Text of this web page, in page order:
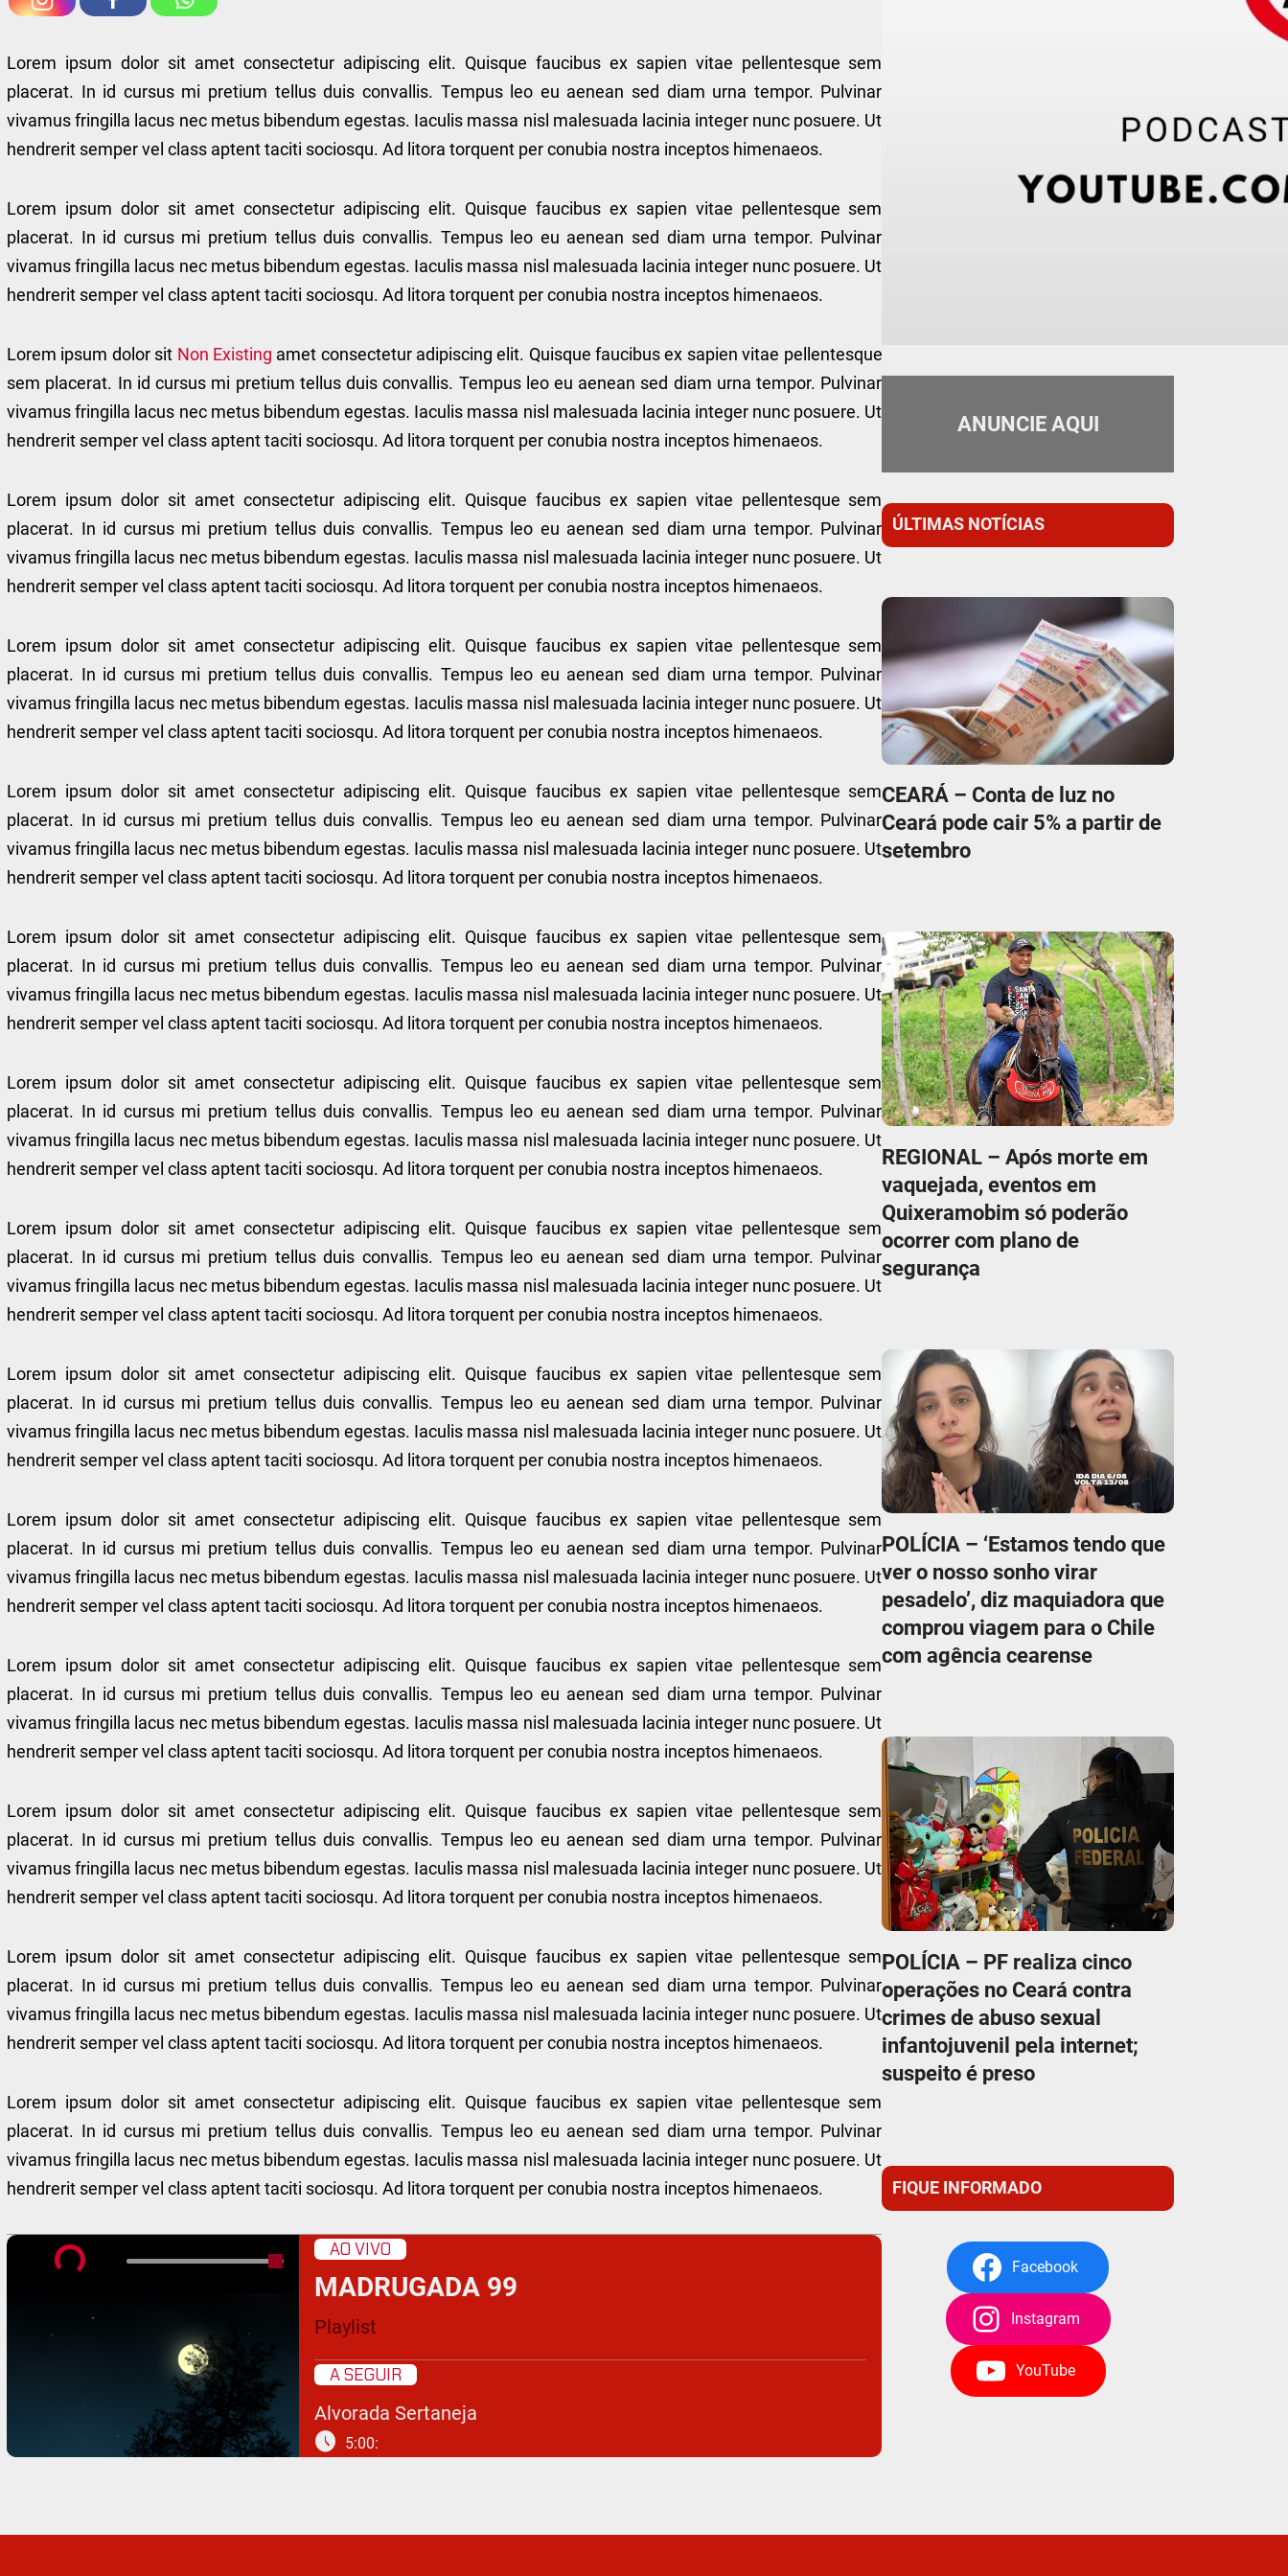
Lorem ipsum dolor sit amet consectetur adipiscing elit. Quisque faucibus ex sapien vitae pellentesque sem
placerat. In id cursus mi pretium tellus duis convallis. Tempus leo eu aenean sed diam urna tempor. Pulvinar
vivamus fringilla lacus nec metus bibendum egestas. Iaculis massa nisl malesuada lacinia integer nunc posuere. Ut
hendrerit semper vel class aptent taciti sociosqu. Ad litora torquent per conubia nostra inceptos himenaeos.
Lorem ipsum dolor sit amet consectetur adipiscing elit. Quisque faucibus ex sapien vitae pellentesque sem
placerat. In id cursus mi pretium tellus duis convallis. Tempus leo eu aenean sed diam urna tempor. Pulvinar
vivamus fringilla lacus nec metus bibendum egestas. Iaculis massa nisl malesuada lacinia integer nunc posuere. Ut
hendrerit semper vel class aptent taciti sociosqu. Ad litora torquent per conubia nostra inceptos himenaeos.
Lorem ipsum dolor sit Non Existing amet consectetur adipiscing elit. Quisque faucibus ex sapien vitae pellentesque
sem placerat. In id cursus mi pretium tellus duis convallis. Tempus leo eu aenean sed diam urna tempor. Pulvinar
vivamus fringilla lacus nec metus bibendum egestas. Iaculis massa nisl malesuada lacinia integer nunc posuere. Ut
hendrerit semper vel class aptent taciti sociosqu. Ad litora torquent per conubia nostra inceptos himenaeos.
Lorem ipsum dolor sit amet consectetur adipiscing elit. Quisque faucibus ex sapien vitae pellentesque sem
placerat. In id cursus mi pretium tellus duis convallis. Tempus leo eu aenean sed diam urna tempor. Pulvinar
vivamus fringilla lacus nec metus bibendum egestas. Iaculis massa nisl malesuada lacinia integer nunc posuere. Ut
hendrerit semper vel class aptent taciti sociosqu. Ad litora torquent per conubia nostra inceptos himenaeos.
Lorem ipsum dolor sit amet consectetur adipiscing elit. Quisque faucibus ex sapien vitae pellentesque sem
placerat. In id cursus mi pretium tellus duis convallis. Tempus leo eu aenean sed diam urna tempor. Pulvinar
vivamus fringilla lacus nec metus bibendum egestas. Iaculis massa nisl malesuada lacinia integer nunc posuere. Ut
hendrerit semper vel class aptent taciti sociosqu. Ad litora torquent per conubia nostra inceptos himenaeos.
Lorem ipsum dolor sit amet consectetur adipiscing elit. Quisque faucibus ex sapien vitae pellentesque sem
placerat. In id cursus mi pretium tellus duis convallis. Tempus leo eu aenean sed diam urna tempor. Pulvinar
vivamus fringilla lacus nec metus bibendum egestas. Iaculis massa nisl malesuada lacinia integer nunc posuere. Ut
hendrerit semper vel class aptent taciti sociosqu. Ad litora torquent per conubia nostra inceptos himenaeos.
Lorem ipsum dolor sit amet consectetur adipiscing elit. Quisque faucibus ex sapien vitae pellentesque sem
placerat. In id cursus mi pretium tellus duis convallis. Tempus leo eu aenean sed diam urna tempor. Pulvinar
vivamus fringilla lacus nec metus bibendum egestas. Iaculis massa nisl malesuada lacinia integer nunc posuere. Ut
hendrerit semper vel class aptent taciti sociosqu. Ad litora torquent per conubia nostra inceptos himenaeos.
Lorem ipsum dolor sit amet consectetur adipiscing elit. Quisque faucibus ex sapien vitae pellentesque sem
placerat. In id cursus mi pretium tellus duis convallis. Tempus leo eu aenean sed diam urna tempor. Pulvinar
vivamus fringilla lacus nec metus bibendum egestas. Iaculis massa nisl malesuada lacinia integer nunc posuere. Ut
hendrerit semper vel class aptent taciti sociosqu. Ad litora torquent per conubia nostra inceptos himenaeos.
Lorem ipsum dolor sit amet consectetur adipiscing elit. Quisque faucibus ex sapien vitae pellentesque sem
placerat. In id cursus mi pretium tellus duis convallis. Tempus leo eu aenean sed diam urna tempor. Pulvinar
vivamus fringilla lacus nec metus bibendum egestas. Iaculis massa nisl malesuada lacinia integer nunc posuere. Ut
hendrerit semper vel class aptent taciti sociosqu. Ad litora torquent per conubia nostra inceptos himenaeos.
Lorem ipsum dolor sit amet consectetur adipiscing elit. Quisque faucibus ex sapien vitae pellentesque sem
placerat. In id cursus mi pretium tellus duis convallis. Tempus leo eu aenean sed diam urna tempor. Pulvinar
vivamus fringilla lacus nec metus bibendum egestas. Iaculis massa nisl malesuada lacinia integer nunc posuere. Ut
hendrerit semper vel class aptent taciti sociosqu. Ad litora torquent per conubia nostra inceptos himenaeos.
Lorem ipsum dolor sit amet consectetur adipiscing elit. Quisque faucibus ex sapien vitae pellentesque sem
placerat. In id cursus mi pretium tellus duis convallis. Tempus leo eu aenean sed diam urna tempor. Pulvinar
vivamus fringilla lacus nec metus bibendum egestas. Iaculis massa nisl malesuada lacinia integer nunc posuere. Ut
hendrerit semper vel class aptent taciti sociosqu. Ad litora torquent per conubia nostra inceptos himenaeos.
Lorem ipsum dolor sit amet consectetur adipiscing elit. Quisque faucibus ex sapien vitae pellentesque sem
placerat. In id cursus mi pretium tellus duis convallis. Tempus leo eu aenean sed diam urna tempor. Pulvinar
vivamus fringilla lacus nec metus bibendum egestas. Iaculis massa nisl malesuada lacinia integer nunc posuere. Ut
hendrerit semper vel class aptent taciti sociosqu. Ad litora torquent per conubia nostra inceptos himenaeos.
Lorem ipsum dolor sit amet consectetur adipiscing elit. Quisque faucibus ex sapien vitae pellentesque sem
placerat. In id cursus mi pretium tellus duis convallis. Tempus leo eu aenean sed diam urna tempor. Pulvinar
vivamus fringilla lacus nec metus bibendum egestas. Iaculis massa nisl malesuada lacinia integer nunc posuere. Ut
hendrerit semper vel class aptent taciti sociosqu. Ad litora torquent per conubia nostra inceptos himenaeos.
Lorem ipsum dolor sit amet consectetur adipiscing elit. Quisque faucibus ex sapien vitae pellentesque sem
placerat. In id cursus mi pretium tellus duis convallis. Tempus leo eu aenean sed diam urna tempor. Pulvinar
vivamus fringilla lacus nec metus bibendum egestas. Iaculis massa nisl malesuada lacinia integer nunc posuere. Ut
hendrerit semper vel class aptent taciti sociosqu. Ad litora torquent per conubia nostra inceptos himenaeos.
Lorem ipsum dolor sit amet consectetur adipiscing elit. Quisque faucibus ex sapien vitae pellentesque sem
placerat. In id cursus mi pretium tellus duis convallis. Tempus leo eu aenean sed diam urna tempor. Pulvinar
vivamus fringilla lacus nec metus bibendum egestas. Iaculis massa nisl malesuada lacinia integer nunc posuere. Ut
hendrerit semper vel class aptent taciti sociosqu. Ad litora torquent per conubia nostra inceptos himenaeos.
AO VIVO
MADRUGADA 99
Playlist
A SEGUIR
Alvorada Sertaneja
schedule 5:00:
ANUNCIE AQUI
ÚLTIMAS NOTÍCIAS
CEARÁ – Conta de luz no
Ceará pode cair 5% a partir de
setembro
REGIONAL – Após morte em
vaquejada, eventos em
Quixeramobim só poderão
ocorrer com plano de
segurança
POLÍCIA – ‘Estamos tendo que
ver o nosso sonho virar
pesadelo’, diz maquiadora que
comprou viagem para o Chile
com agência cearense
POLÍCIA – PF realiza cinco
operações no Ceará contra
crimes de abuso sexual
infantojuvenil pela internet;
suspeito é preso
FIQUE INFORMADO
Facebook
Instagram
YouTube